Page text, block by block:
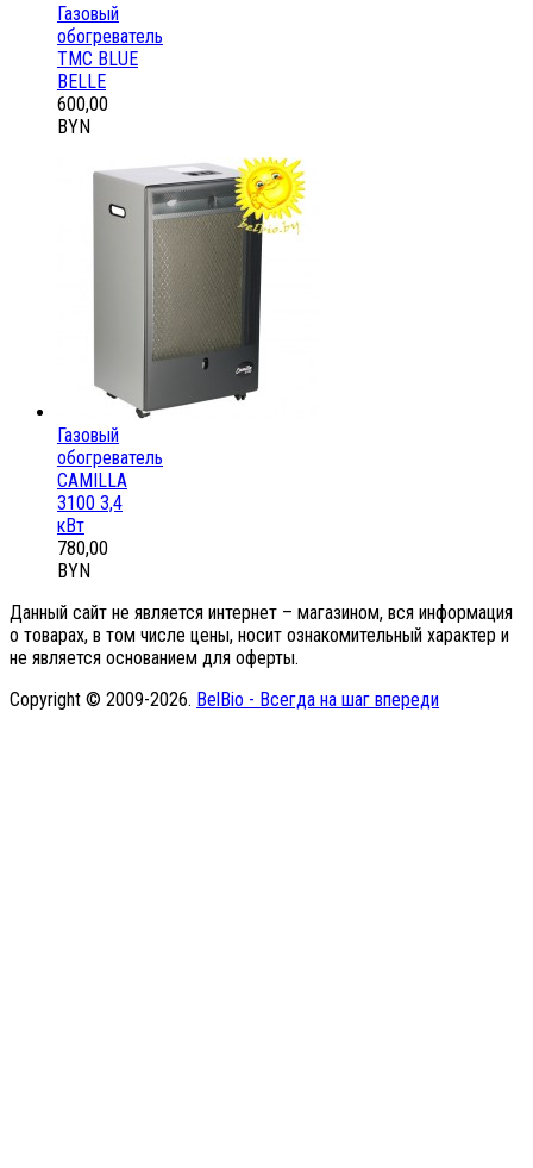
Газовый
обогреватель
ТМС BLUE
BELLE
600,00
BYN
Газовый
обогреватель
CAMILLA
3100 3,4
кВт
780,00
BYN
Данный сайт не является интернет – магазином, вся информация
о товарах, в том числе цены, носит ознакомительный характер и
не является основанием для оферты.
Copyright © 2009-2026. BelBio - Всегда на шаг впереди